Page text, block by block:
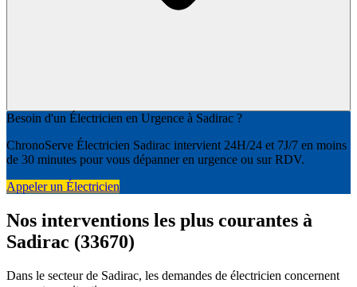
Besoin d'un Électricien en Urgence à Sadirac ?
ChronoServe Électricien Sadirac intervient 24H/24 et 7J/7 en moins
de 30 minutes pour vous dépanner en urgence ou sur RDV.
Appeler un Électricien
Nos interventions les plus courantes à
Sadirac (33670)
Dans le secteur de Sadirac, les demandes de électricien concernent